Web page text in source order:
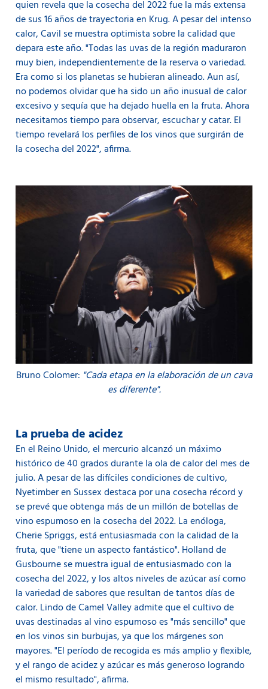
quien revela que la cosecha del 2022 fue la más extensa
de sus 16 años de trayectoria en Krug. A pesar del intenso
calor, Cavil se muestra optimista sobre la calidad que
depara este año. "Todas las uvas de la región maduraron
muy bien, independientemente de la reserva o variedad.
Era como si los planetas se hubieran alineado. Aun así,
no podemos olvidar que ha sido un año inusual de calor
excesivo y sequía que ha dejado huella en la fruta. Ahora
necesitamos tiempo para observar, escuchar y catar. El
tiempo revelará los perfiles de los vinos que surgirán de
la cosecha del 2022", afirma.
Bruno Colomer: "Cada etapa en la elaboración de un cava
es diferente".
La prueba de acidez
En el Reino Unido, el mercurio alcanzó un máximo
histórico de 40 grados durante la ola de calor del mes de
julio. A pesar de las difíciles condiciones de cultivo,
Nyetimber en Sussex destaca por una cosecha récord y
se prevé que obtenga más de un millón de botellas de
vino espumoso en la cosecha del 2022. La enóloga,
Cherie Spriggs, está entusiasmada con la calidad de la
fruta, que "tiene un aspecto fantástico". Holland de
Gusbourne se muestra igual de entusiasmado con la
cosecha del 2022, y los altos niveles de azúcar así como
la variedad de sabores que resultan de tantos días de
calor. Lindo de Camel Valley admite que el cultivo de
uvas destinadas al vino espumoso es "más sencillo" que
en los vinos sin burbujas, ya que los márgenes son
mayores. "El período de recogida es más amplio y flexible,
y el rango de acidez y azúcar es más generoso logrando
el mismo resultado", afirma.